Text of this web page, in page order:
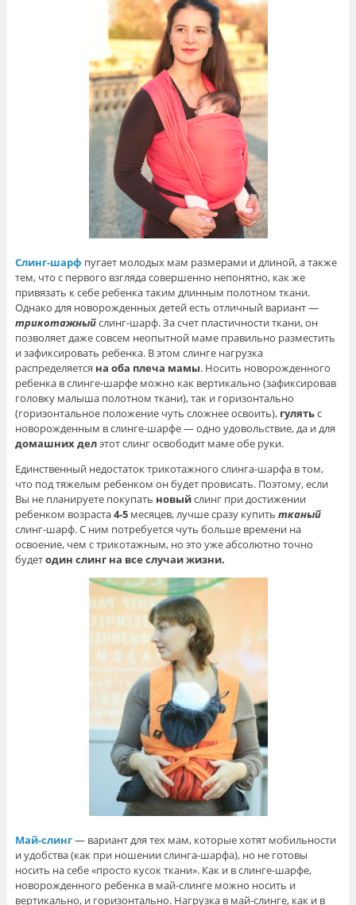
Слинг-шарф пугает молодых мам размерами и длиной, а также
тем, что с первого взгляда совершенно непонятно, как же
привязать к себе ребенка таким длинным полотном ткани.
Однако для новорожденных детей есть отличный вариант —
трикотажныйслинг-шарф. За счет пластичности ткани, он
позволяет даже совсем неопытной маме правильно разместить
и зафиксировать ребенка. В этом слинге нагрузка
распределяется на оба плеча мамы. Носить новорожденного
ребенка в слинге-шарфе можно как вертикально (зафиксировав
головку малыша полотном ткани), так и горизонтально
(горизонтальное положение чуть сложнее освоить), гулятьс
новорожденным в слинге-шарфе — одно удовольствие, да и для
домашних делэтот слинг освободит маме обе руки.
Единственный недостаток трикотажного слинга-шарфа в том,
что под тяжелым ребенком он будет провисать. Поэтому, если
Вы не планируете покупать новыйслинг при достижении
ребенком возраста4-5месяцев, лучше сразу купить тканый
слинг-шарф. С ним потребуется чуть больше времени на
освоение, чем с трикотажным, но это уже абсолютно точно
будетодин слинг на все случаи жизни.
Май-слинг— вариант для тех мам, которые хотят мобильности
и удобства (как при ношении слинга-шарфа), но не готовы
носить на себе «просто кусок ткани». Как и в слинге-шарфе,
новорожденного ребенка в май-слинге можно носить и
вертикально, и горизонтально. Нагрузка в май-слинге, как и в